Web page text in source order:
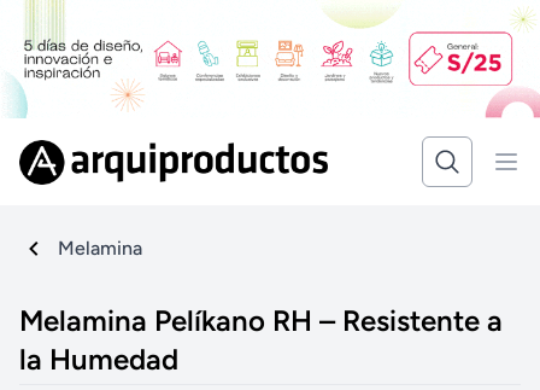
Melamina
Melamina Pelíkano RH – Resistente a
la Humedad